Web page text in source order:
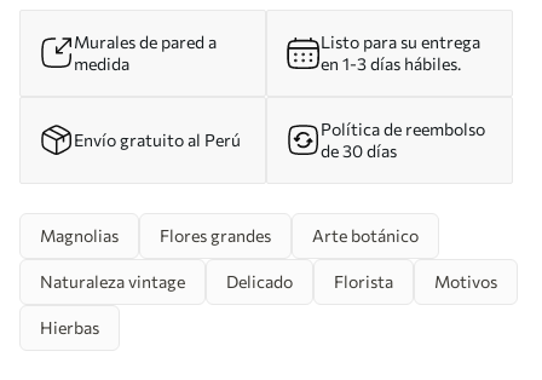
Murales de pared a
medida
Listo para su entrega
en 1-3 días hábiles.
Envío gratuito al Perú
Política de reembolso
de 30 días
Magnolias Flores grandes Arte botánico
Naturaleza vintage Delicado Florista Motivos
Hierbas